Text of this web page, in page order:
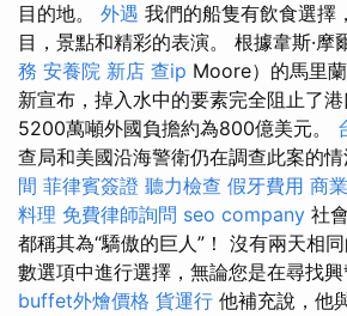
目的地。 外遇 我們的船隻有飲食選擇
目，景點和精彩的表演。 根據韋斯·摩
務 安養院 新店 查ip Moore）的馬里
新宣布，掉入水中的要素完全阻止了
5200萬噸外國負擔約為800億美元。
查局和美國沿海警衛仍在調查此案的情
間 菲律賓簽證 聽力檢查 假牙費用 商
料理 免費律師詢問 seo company 社
都稱其為“驕傲的巨人”！ 沒有兩天相
數選項中進行選擇，無論您是在尋找興
buffet外燴價格 貨運行 他補充說，他